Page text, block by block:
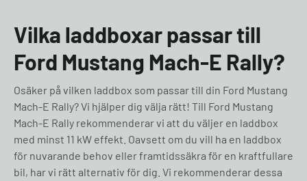
Vilka laddboxar passar till
Ford Mustang Mach-E Rally?
Osäker på vilken laddbox som passar till din Ford Mustang
Mach-E Rally? Vi hjälper dig välja rätt! Till Ford Mustang
Mach-E Rally rekommenderar vi att du väljer en laddbox
med minst 11 kW effekt. Oavsett om du vill ha en laddbox
för nuvarande behov eller framtidssäkra för en kraftfullare
bil, har vi rätt alternativ för dig. Vi rekommenderar dessa